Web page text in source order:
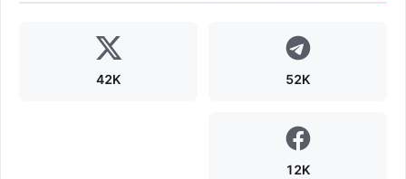
52K
42K
12K